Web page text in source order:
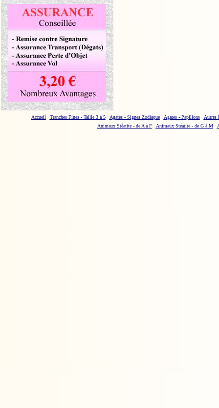
Accueil Tranches Fines - Taille 3 à 5 Agates - Signes Zodiaque Agates - Papillons
Autres
Animaux Stéatite - de A à F
Animaux Stéatite - de G à M